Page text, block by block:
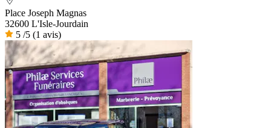
Place Joseph Magnas
32600 L'Isle-Jourdain
5 /5 (1 avis)